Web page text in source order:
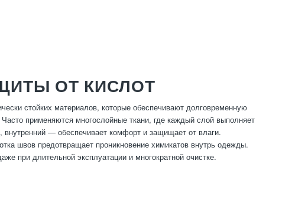
ОТ КИСЛОТ
стойких материалов, которые обеспечивают долговременную
применяются многослойные ткани, где каждый слой выполняет
— обеспечивает комфорт и защищает от влаги.
швов предотвращает проникновение химикатов внутрь одежды.
при длительной эксплуатации и многократной очистке.